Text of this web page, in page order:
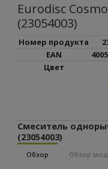
Eurodisc
(23054003)
Номер продукта
EAN
Цвет
Смеситель
(23054003)
Обзор Обзор